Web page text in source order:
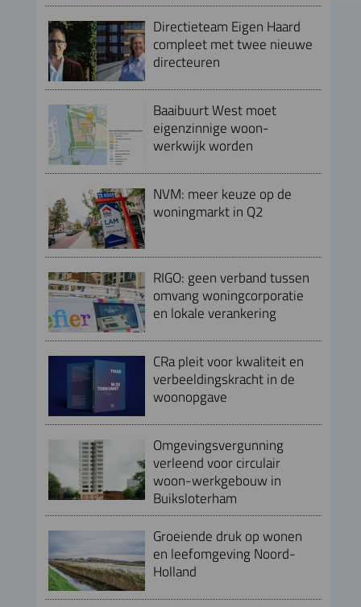
Directieteam Eigen Haard
compleet met twee nieuwe
directeuren
Baaibuurt West moet
eigenzinnige woon-
werkwijk worden
NVM: meer keuze op de
woningmarkt in Q2
RIGO: geen verband tussen
omvang woningcorporatie
en lokale verankering
CRa pleit voor kwaliteit en
verbeeldingskracht in de
woonopgave
Omgevingsvergunning
verleend voor circulair
woon-werkgebouw in
Buiksloterham
Groeiende druk op wonen
en leefomgeving Noord-
Holland